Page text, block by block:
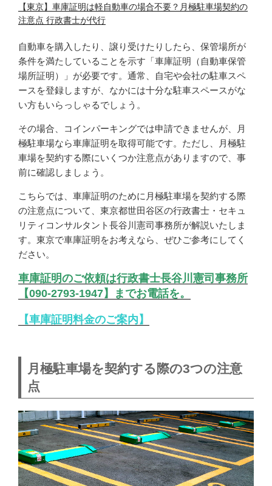
【東京】車庫証明は軽自動車の場合不要？月極駐車場契約の
注意点 行政書士が代行
自動車を購入したり、譲り受けたりしたら、保管場所が
条件を満たしていることを示す「車庫証明（自動車保管
場所証明）」が必要です。通常、自宅や会社の駐車スペ
ースを登録しますが、なかには十分な駐車スペースがな
い方もいらっしゃるでしょう。
その場合、コインパーキングでは申請できませんが、月
極駐車場なら車庫証明を取得可能です。ただし、月極駐
車場を契約する際にいくつか注意点がありますので、事
前に確認しましょう。
こちらでは、車庫証明のために月極駐車場を契約する際
の注意点について、東京都世田谷区の行政書士・セキュ
リティコンサルタント長谷川憲司事務所が解説いたしま
す。東京で車庫証明をお考えなら、ぜひご参考にしてく
ださい。
車庫証明のご依頼は行政書士長谷川憲司事務所
【090-2793-1947】までお電話を。
【車庫証明料金のご案内】
月極駐車場を契約する際の3つの注意
点